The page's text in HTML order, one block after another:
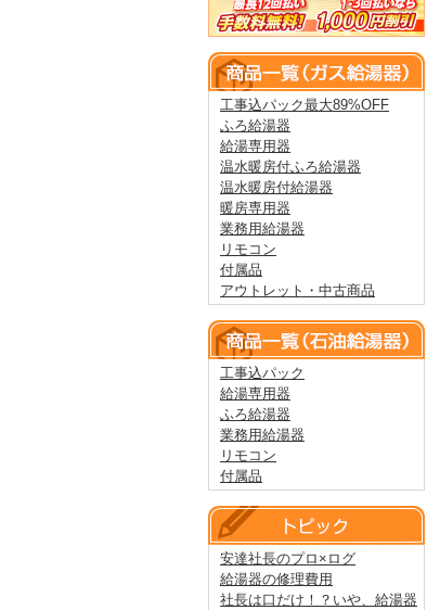
工事込パック最大89%OFF
ふろ給湯器
給湯専用器
温水暖房付ふろ給湯器
温水暖房付給湯器
暖房専用器
業務用給湯器
リモコン
付属品
アウトレット・中古商品
工事込パック
給湯専用器
ふろ給湯器
業務用給湯器
リモコン
付属品
安達社長のプロ×ログ
給湯器の修理費用
社長は口だけ！？いや、給湯器